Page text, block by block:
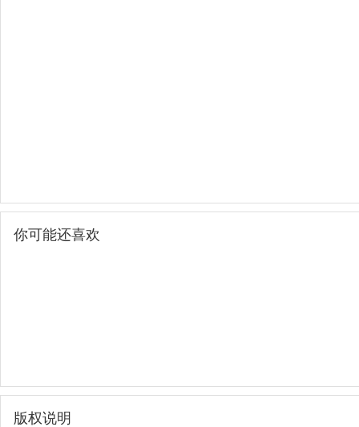
你可能还喜欢
版权说明